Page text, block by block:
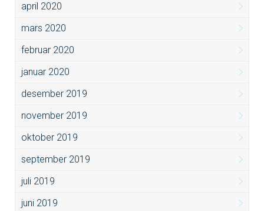
april 2020
mars 2020
februar 2020
januar 2020
desember 2019
november 2019
oktober 2019
september 2019
juli 2019
juni 2019